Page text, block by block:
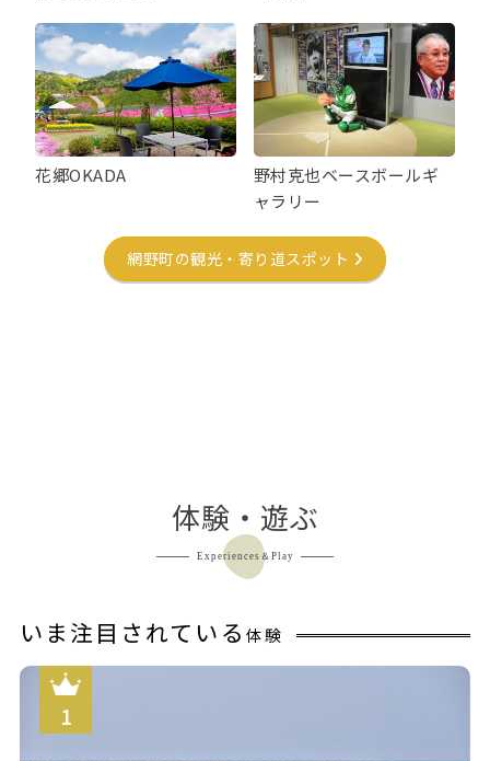
花郷OKADA
野村克也ベースボールギ
ャラリー
網野町の観光・寄り道スポット
体験・遊ぶ
Experiences＆Play
いま注目されている 体験